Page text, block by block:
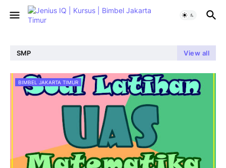
SMP View all
BIMBEL JAKARTA TIMUR